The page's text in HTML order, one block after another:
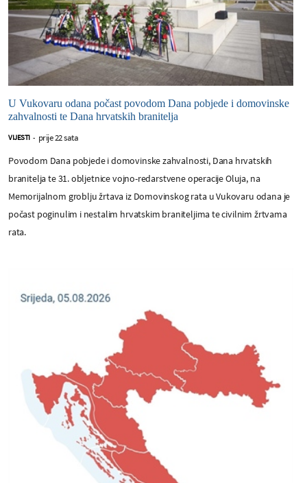
U Vukovaru odana počast povodom Dana pobjede i domovinske
zahvalnosti te Dana hrvatskih branitelja
VIJESTI - prije 22 sata
Povodom Dana pobjede i domovinske zahvalnosti, Dana hrvatskih
branitelja te 31. obljetnice vojno-redarstvene operacije Oluja, na
Memorijalnom groblju žrtava iz Domovinskog rata u Vukovaru odana je
počast poginulim i nestalim hrvatskim braniteljima te civilnim žrtvama
rata.